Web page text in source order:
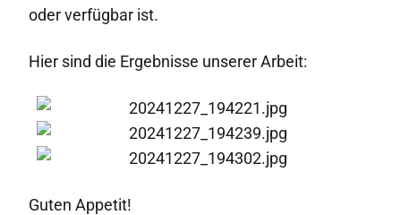
oder verfügbar ist.
Hier sind die Ergebnisse unserer Arbeit:
Guten Appetit!